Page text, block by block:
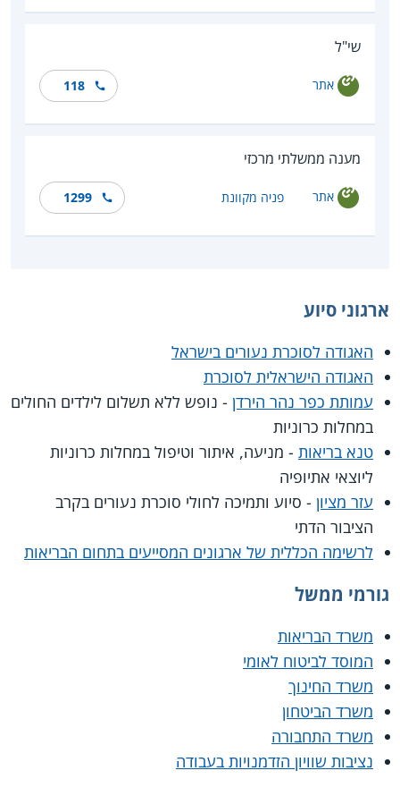
שי"ל
אתר 118
מענה ממשלתי מרכזי
אתר פניה מקוונת 1299
ארגוני סיוע
האגודה לסוכרת נעורים בישראל
האגודה הישראלית לסוכרת
עמותת כפר נהר הירדן - נופש ללא תשלום לילדים החולים
במחלות כרוניות
טנא בריאות - מניעה, איתור וטיפול במחלות כרוניות
ליוצאי אתיופיה
עזר מציון - סיוע ותמיכה לחולי סוכרת נעורים בקרב
הציבור הדתי
לרשימה הכללית של ארגונים המסייעים בתחום הבריאות
גורמי ממשל
משרד הבריאות
המוסד לביטוח לאומי
משרד החינוך
משרד הביטחון
משרד התחבורה
נציבות שוויון הזדמנויות בעבודה